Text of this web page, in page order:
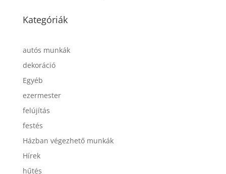
Kategóriák
autós munkák
dekoráció
Egyéb
ezermester
felújítás
festés
Házban végezhető munkák
Hírek
hűtés